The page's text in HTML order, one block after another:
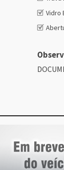
Vidro